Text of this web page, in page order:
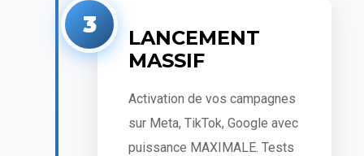
3
LANCEMENT
MASSIF
Activation de vos campagnes
sur Meta, TikTok, Google avec
puissance MAXIMALE. Tests